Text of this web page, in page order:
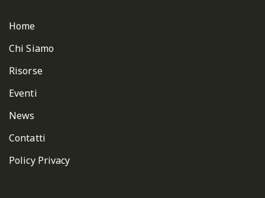
Home
Chi Siamo
Risorse
Eventi
News
Contatti
Policy Privacy